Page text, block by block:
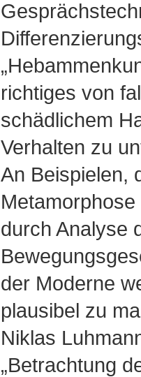
richtiges von
schädlichem
Verhalten zu
An Beispielen,
durch Analyse
der Moderne
plausibel zu
Niklas
„Betrachtung